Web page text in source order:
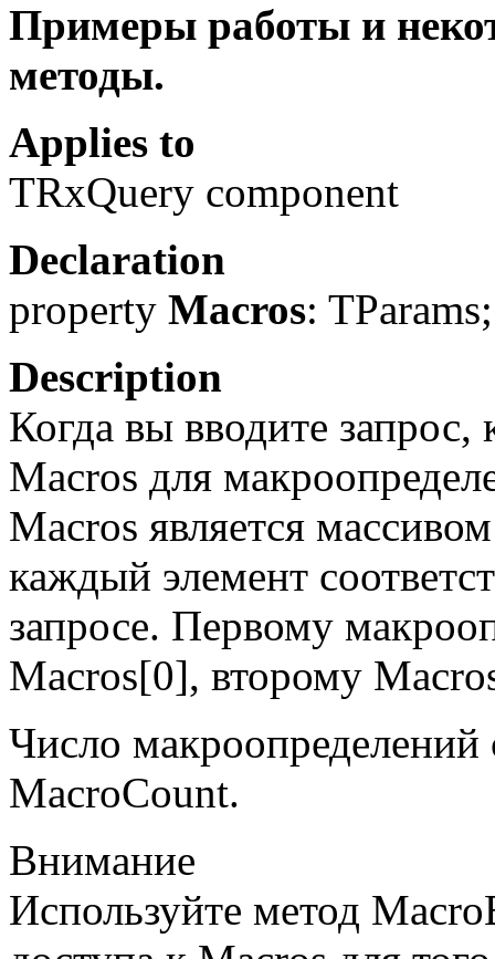
Примеры работы и
методы.
Applies to
TRxQuery component
Declaration
property Macros: TParams;
Description
Когда вы вводите запрос,
Macros для
Macros является
каждый элемент
запросе. Первому
Macros[0], второму
Число макроопределений
MacroCount.
Внимание
Используйте метод